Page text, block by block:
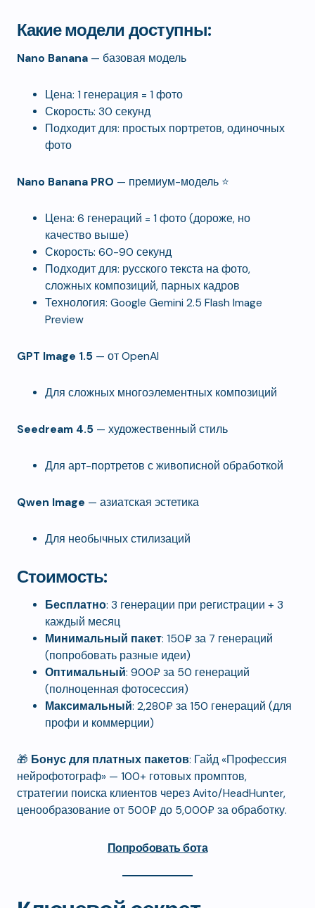
Какие модели доступны:
Nano Banana — базовая модель
Цена: 1 генерация = 1 фото
Скорость: 30 секунд
Подходит для: простых портретов, одиночных
фото
Nano Banana PRO — премиум-модель ⭐
Цена: 6 генераций = 1 фото (дороже, но
качество выше)
Скорость: 60-90 секунд
Подходит для: русского текста на фото,
сложных композиций, парных кадров
Технология: Google Gemini 2.5 Flash Image
Preview
GPT Image 1.5 — от OpenAI
Для сложных многоэлементных композиций
Seedream 4.5 — художественный стиль
Для арт-портретов с живописной обработкой
Qwen Image — азиатская эстетика
Для необычных стилизаций
Стоимость:
Бесплатно: 3 генерации при регистрации + 3
каждый месяц
Минимальный пакет: 150₽ за 7 генераций
(попробовать разные идеи)
Оптимальный: 900₽ за 50 генераций
(полноценная фотосессия)
Максимальный: 2,280₽ за 150 генераций (для
профи и коммерции)
🎁 Бонус для платных пакетов: Гайд «Профессия
нейрофотограф» — 100+ готовых промптов,
стратегии поиска клиентов через Avito/HeadHunter,
ценообразование от 500₽ до 5,000₽ за обработку.
Попробовать бота